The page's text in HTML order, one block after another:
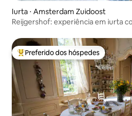
Iurta ⋅ Amsterdam Zuidoost
Reijgershof: experiência em iurta
Entre os melhores preferidos dos
Preferido dos hóspedes